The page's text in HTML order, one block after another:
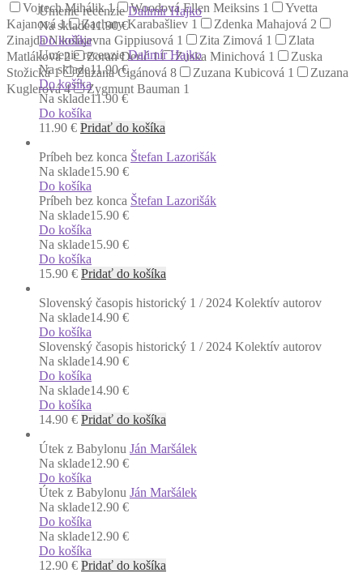
Vojtech Mihálik1 Woodová Ellen Meiksins 1
Yvetta
Kajanová1 Zachary Karabašliev 1 Zdenka Mahajová 2
Zinajda Nikolajevna Gippiusová 1 Zita Zimová 1
Zlata
Matláková2 Zoran Derić1 Zuska Minichová 1
Zuska
Stožická1 Zuzana Cigánová 8 Zuzana Kubicová 1
Zuzana
Kuglerová4 Zygmunt Bauman 1
Umenie recenzie Dalimír Hajko
Na sklade11.90 €
Do košíka
Umenie recenzie Dalimír Hajko
Na sklade11.90 €
Do košíka
Na sklade11.90 €
Do košíka
11.90 € Pridať do košíka
Príbeh bez konca Štefan Lazorišák
Na sklade15.90 €
Do košíka
Príbeh bez konca Štefan Lazorišák
Na sklade15.90 €
Do košíka
Na sklade15.90 €
Do košíka
15.90 € Pridať do košíka
Slovenský časopis historický 1 / 2024 Kolektív autorov
Na sklade14.90 €
Do košíka
Slovenský časopis historický 1 / 2024 Kolektív autorov
Na sklade14.90 €
Do košíka
Na sklade14.90 €
Do košíka
14.90 € Pridať do košíka
Útek z Babylonu Ján Maršálek
Na sklade12.90 €
Do košíka
Útek z Babylonu Ján Maršálek
Na sklade12.90 €
Do košíka
Na sklade12.90 €
Do košíka
12.90 € Pridať do košíka